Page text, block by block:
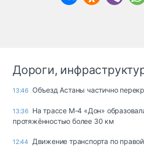
Дороги,
13:46 Объезд Астаны частично
13:36 На трассе М-4 «Дон»
протяжённостью более 30 км
12:44
Движение транспорта по